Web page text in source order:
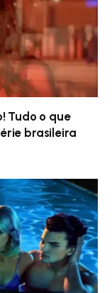
Tudo o que
brasileira